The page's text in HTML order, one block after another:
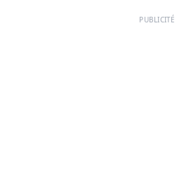
PUBLICITÉ